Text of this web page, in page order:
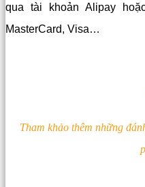
qua tài khoản Alipay
MasterCard, Visa…
Tham khảo thêm những